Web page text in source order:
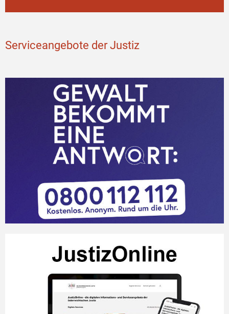
Serviceangebote der Justiz